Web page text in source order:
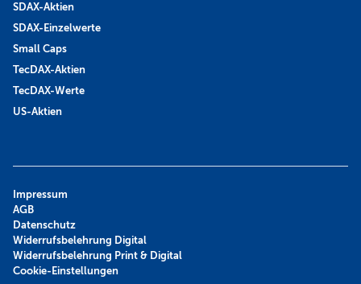
SDAX-Aktien
SDAX-Einzelwerte
Small Caps
TecDAX-Aktien
TecDAX-Werte
US-Aktien
Impressum
AGB
Datenschutz
Widerrufsbelehrung Digital
Widerrufsbelehrung Print & Digital
Cookie-Einstellungen